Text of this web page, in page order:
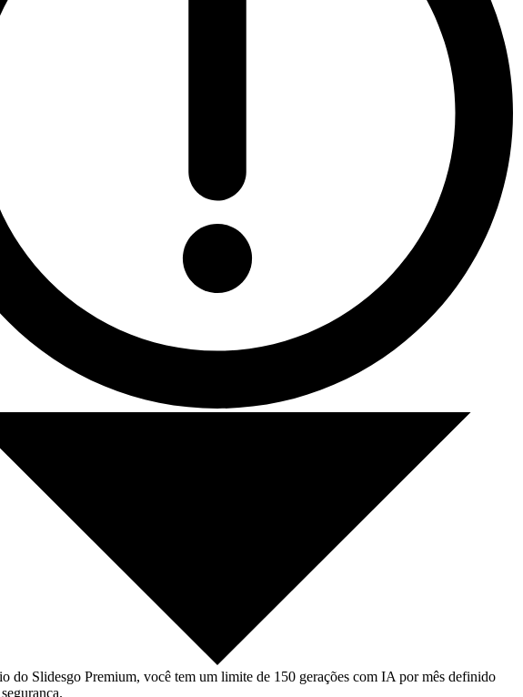
do Slidesgo Premium, você tem um limite de 150 gerações com IA por mês definido